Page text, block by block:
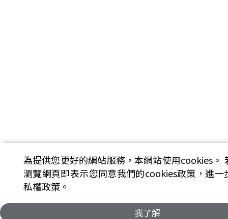
為提供您更好的網站服務，本網站使用cookies。
瀏覽網頁即表示您同意我們的cookies政策，進一
私權政策。
我了解